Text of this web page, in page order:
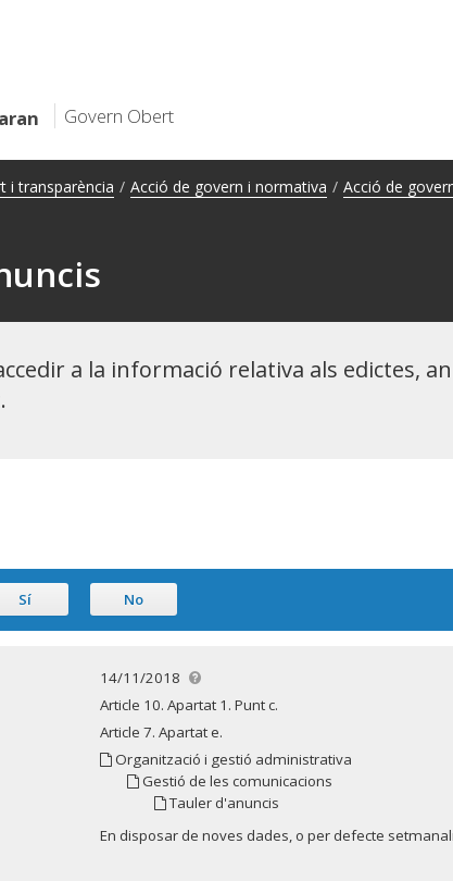
Govern Obert
i transparència / Acció de govern i normativa / Acció de
a la informació relativa als edictes,
Sí No
14/11/2018
Article 10. Apartat 1. Punt c.
Article 7. Apartat e.
Organització i gestió administrativa
Gestió de les comunicacions
Tauler d'anuncis
En disposar de noves dades, o per defecte